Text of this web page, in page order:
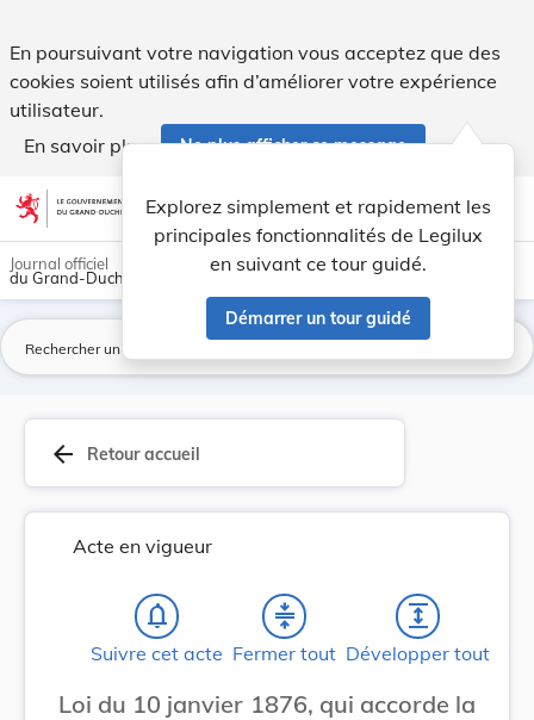
En poursuivant votre navigation vous acceptez que des
cookies soient utilisés afin d’améliorer votre expérience
utilisateur.
En savoir plus
Ne plus afficher ce message
Aller au contenu account_circle help Aide
Explorez simplement et rapidement les
principales fonctionnalités de Legilux
en suivant ce tour guidé.
Démarrer un tour guidé
light_mode dark_mode
Journal officiel
du Grand-Duché de Luxembourg
arrow_back Retour accueil
Acte en vigueur
notifications_none
Suivre cet acte
compress
Fermer tout
expand
Développer tout
Loi du 10 janvier 1876, qui accorde la